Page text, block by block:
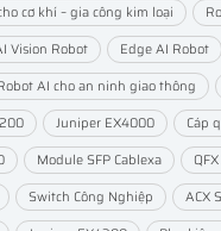
cơ khí – gia công kim loại
Vision Robot Edge AI Robot
AI cho an ninh giao thông
Juniper EX4000 Cáp
Module SFP Cablexa
Switch Công Nghiệp ACX